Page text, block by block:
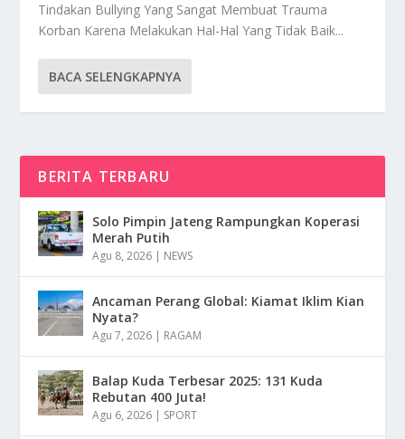
Tindakan Bullying Yang Sangat Membuat Trauma
Korban Karena Melakukan Hal-Hal Yang Tidak Baik...
BACA SELENGKAPNYA
BERITA TERBARU
Solo Pimpin Jateng Rampungkan Koperasi
Merah Putih
Agu 8, 2026 | NEWS
Ancaman Perang Global: Kiamat Iklim Kian
Nyata?
Agu 7, 2026 | RAGAM
Balap Kuda Terbesar 2025: 131 Kuda
Rebutan 400 Juta!
Agu 6, 2026 | SPORT